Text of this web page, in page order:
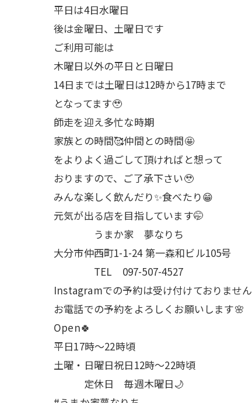
平日は4日水曜日
後は金曜日、土曜日です
ご利用可能は
木曜日以外の平日と日曜日
14日までは土曜日は12時から17時まで
となってます🥹
師走を迎え多忙な時期
家族との時間🥰仲間との時間🤩
をよりよく過ごして頂ければと想って
おりますので、ご了承下さい🥹
みんな楽しく飲んだり✨食べたり😁
元気が出る店を目指しています🤭
うまか家 夢なりち
大分市仲西町1-1-24 第一森和ビル105号
TEL 097-507-4527
Instagramでの予約は受け付けておりません
お電話での予約をよろしくお願いします🌸
Open🍀
平日17時～22時頃
土曜・日曜日祝日12時〜22時頃
定休日 毎週木曜日🌙